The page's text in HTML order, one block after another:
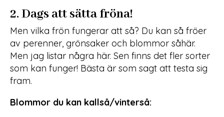
2. Dags att sätta fröna!
Men vilka frön fungerar att så? Du kan så fröer
av perenner, grönsaker och blommor såhär.
Men jag listar några här. Sen finns det fler sorter
som kan funger! Bästa är som sagt att testa sig
fram.
Blommor du kan kallså/vinterså: